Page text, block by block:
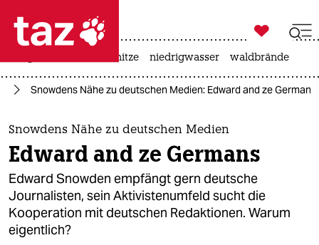
 taz zahl ich
taz zahl ich
themen
politik
öko
gesellschaft

taz zahl ich
hitze niedrigwasser waldbrände
Snowdens Nähe zu deutschen Medien: Edward and ze Germans
Snowdens Nähe zu deutschen Medien
Edward and ze Germans
Edward Snowden empfängt gern deutsche
Journalisten, sein Aktivistenumfeld sucht die
Kooperation mit deutschen Redaktionen. Warum
eigentlich?